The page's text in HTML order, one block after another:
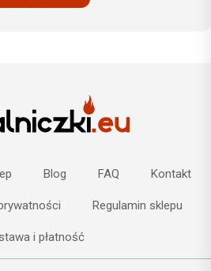
Blog FAQ Kontakt
Regulamin sklepu
i płatność